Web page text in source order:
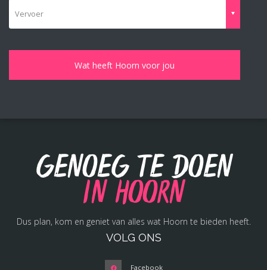
Vervoer
Genoeg te doen
in Hoorn
Dus plan, kom en geniet van alles wat Hoorn te bieden heeft.
VOLG ONS
Facebook